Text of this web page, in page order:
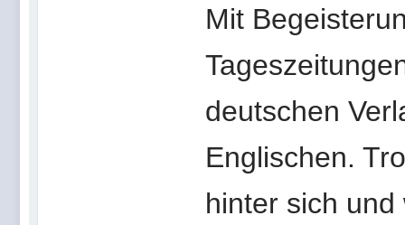
Mit
deutschen
Englischen.
hinter sich